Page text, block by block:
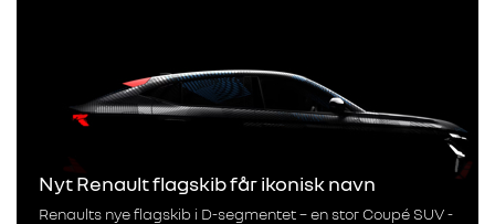
Nyt Renault flagskib får ikonisk navn
Renaults nye flagskib i D-segmentet – en stor Coupé SUV -